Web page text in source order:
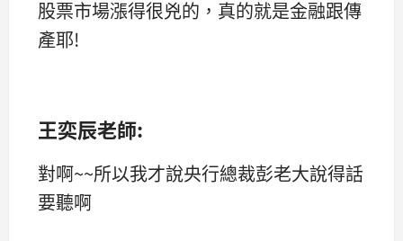
股票市場漲得很兇的，真的就是金融跟傳
產耶!
王奕辰老師:
對啊~~所以我才說央行總裁彭老大說得話
要聽啊